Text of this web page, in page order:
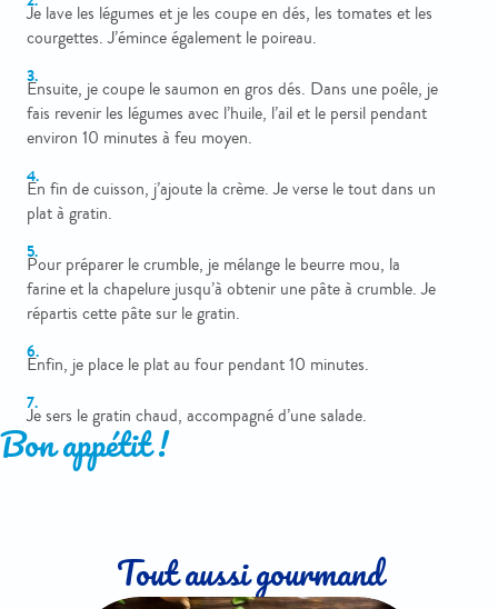
Je lave les légumes et je les coupe en dés, les tomates et les
courgettes. J’émince également le poireau.
Ensuite, je coupe le saumon en gros dés. Dans une poêle, je
fais revenir les légumes avec l’huile, l’ail et le persil pendant
environ 10 minutes à feu moyen.
En fin de cuisson, j’ajoute la crème. Je verse le tout dans un
plat à gratin.
Pour préparer le crumble, je mélange le beurre mou, la
farine et la chapelure jusqu’à obtenir une pâte à crumble. Je
répartis cette pâte sur le gratin.
Enfin, je place le plat au four pendant 10 minutes.
Je sers le gratin chaud, accompagné d’une salade.
Bon appétit !
Tout aussi gourmand